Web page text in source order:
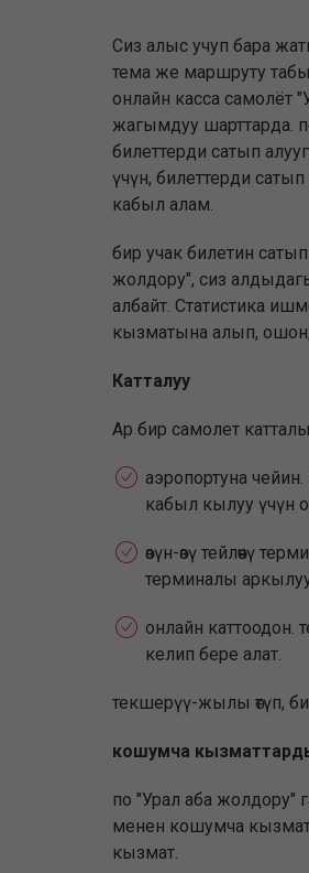
Сиз алыс учуп бара
тема же маршруту
онлайн касса самолёт
жагымдуу шарттарда.
билеттерди сатып
үчүн, билеттерди
кабыл алам.
бир учак билетин
жолдору", сиз
албайт. Статистика
кызматына алып,
Катталуу
Ар бир самолет
аэропортуна
кабыл кылуу үчүн
өзүн-өзү тейлөөчү
терминалы аркылуу
онлайн каттоодон.
келип бере алат.
текшерүү-жылы өтүп,
кошумча
по "Урал аба жолдору"
менен кошумча кызмат
кызмат.